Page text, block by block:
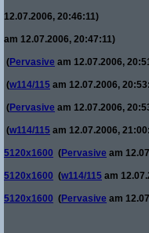
12.07.2006, 20:46:11)
am 12.07.2006, 20:47:11)
(Pervasive am 12.07.2006,
(w114/115 am 12.07.2006,
(Pervasive am 12.07.2006,
(w114/115 am 12.07.2006,
5120x1600 (Pervasive am
5120x1600 (w114/115 am
5120x1600 (Pervasive am